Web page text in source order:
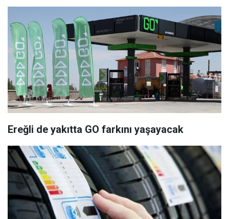
Ereğli de yakıtta GO farkını yaşayacak